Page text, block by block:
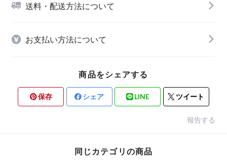
送料・配送方法について
お支払い方法について
商品をシェアする
保存 シェア LINE ツイート
報告する
同じカテゴリの商品